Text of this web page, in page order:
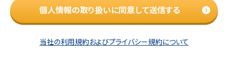
個人情報の取り扱いに同意して送信する
当社の利用規約およびプライバシー規約について